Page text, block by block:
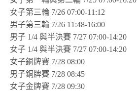
女子第三輪 7/26 07:00-11:12
男子第三輪 7/26 11:48-16:00
男子 1/4 與半決賽 7/27 07:00-14:20
女子 1/4 與半決賽 7/27 07:00-14:20
女子銅牌賽 7/28 08:00
男子銅牌賽 7/28 08:45
女子金牌賽 7/28 09:30